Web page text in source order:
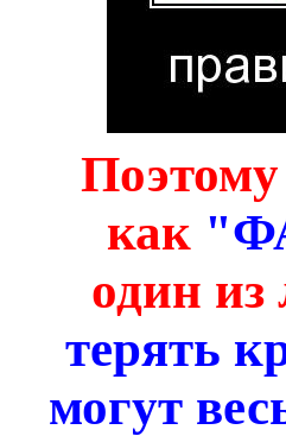
как
один из
терять
могут